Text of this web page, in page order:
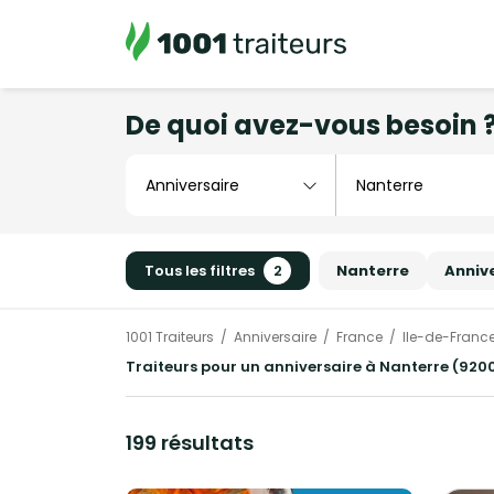
De quoi avez-vous besoin
Tous les filtres 2 Nanterre
1001 Traiteurs Anniversaire France Ile-de-
Traiteurs pour un anniversaire à Nanterre
199 résultats